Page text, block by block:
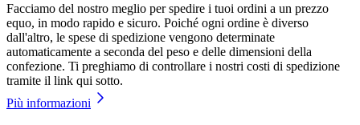
Facciamo del nostro meglio per spedire i tuoi ordini a un prezzo
equo, in modo rapido e sicuro. Poiché ogni ordine è diverso
dall'altro, le spese di spedizione vengono determinate
automaticamente a seconda del peso e delle dimensioni della
confezione. Ti preghiamo di controllare i nostri costi di spedizione
tramite il link qui sotto.
Più informazioni